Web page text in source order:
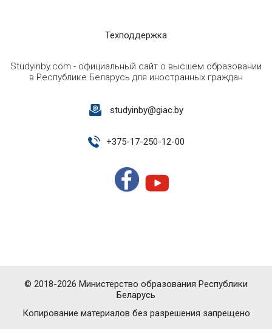
Техподдержка
Studyinby.com - официальный сайт о высшем образовании
в Республике Беларусь для иностранных граждан
studyinby@giac.by
+375-17-250-12-00
Копирование материалов без разрешения запрещено
© 2018-2026 Министерство образования Республики
Беларусь